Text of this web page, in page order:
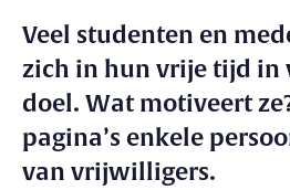
Veel studenten en
zich in hun vrije tijd in
doel. Wat motiveert
pagina’s enkele
van vrijwilligers.